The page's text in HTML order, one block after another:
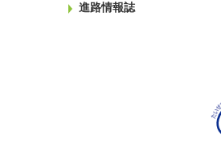
大学・専門学校 入試倍率。看
進路情報誌